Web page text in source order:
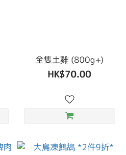
全隻土雞 (800g+)
HK$70.00